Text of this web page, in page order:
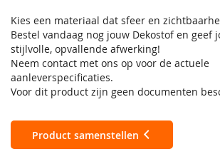
Kies een materiaal dat sfeer en
Bestel vandaag nog jouw Dekostof en geef
stijlvolle, opvallende afwerking!
Neem contact met ons op voor de actuele
aanleverspecificaties.
Voor dit product zijn geen documenten
Product samenstellen